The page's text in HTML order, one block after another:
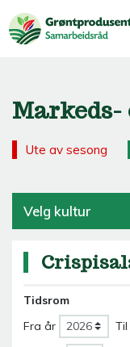
Ute av sesong
Velg kultur
Tidsrom
Fra år